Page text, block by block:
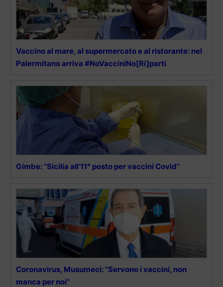
Vaccino al mare, al supermercato e al ristorante: nel
Palermitano arriva #NoVacciniNo[Ri]parti
Gimbe: “Sicilia all’11° posto per vaccini Covid”
Coronavirus, Musumeci: “Servono i vaccini, non
manca per noi”